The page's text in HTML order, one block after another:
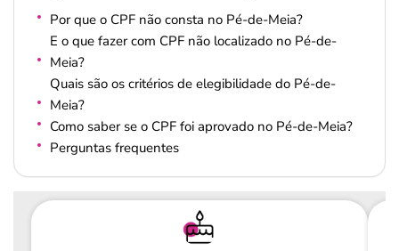
Por que o CPF não consta no Pé-de-Meia?
E o que fazer com CPF não localizado no Pé-de-
Meia?
Quais são os critérios de elegibilidade do Pé-de-
Meia?
Como saber se o CPF foi aprovado no Pé-de-Meia?
Perguntas frequentes